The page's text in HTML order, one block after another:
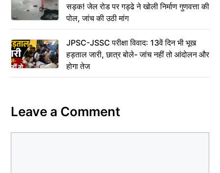
सड़क! जेल रोड पर गड्ढे ने खोली निर्माण गुणवत्ता की
पोल, जांच की उठी मांग
JPSC-JSSC परीक्षा विवाद: 13वें दिन भी भूख
हड़ताल जारी, छात्र बोले- जांच नहीं तो आंदोलन और
होगा तेज
Leave a Comment